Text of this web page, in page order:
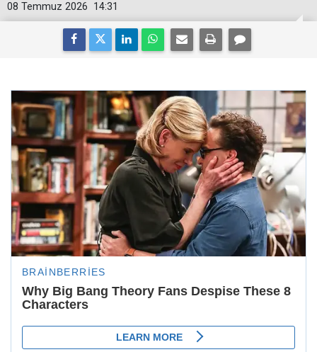
14:31
08 Temmuz 2026